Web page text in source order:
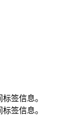
签信息。
签信息。